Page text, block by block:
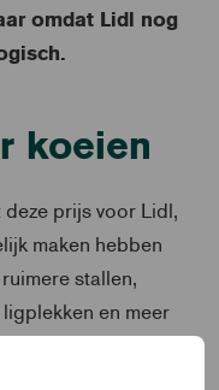
omdat Lidl nog
koeien
prijs voor Lidl,
maken hebben
stallen,
en meer
kuddedieren